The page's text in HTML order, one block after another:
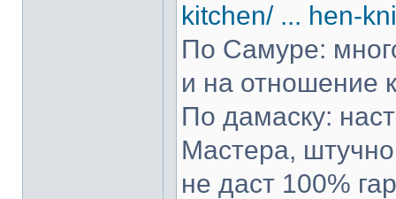
kitchen/ ... hen-
По Самуре:
и на отношение
По дамаску:
Мастера,
не даст 100%